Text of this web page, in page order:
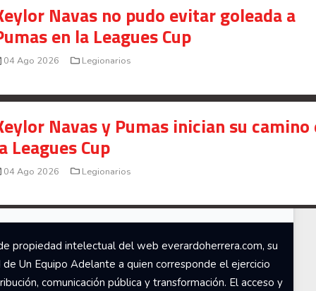
Navas no pudo evitar goleada a
en la Leagues Cup
04 Ago 2026 Legionarios
Navas y Pumas inician su camino
Leagues Cup
04 Ago 2026 Legionarios
propiedad intelectual del web everardoherrera.com, su
Un Equipo Adelante a quien corresponde el ejercicio
comunicación pública y transformación. El acceso y